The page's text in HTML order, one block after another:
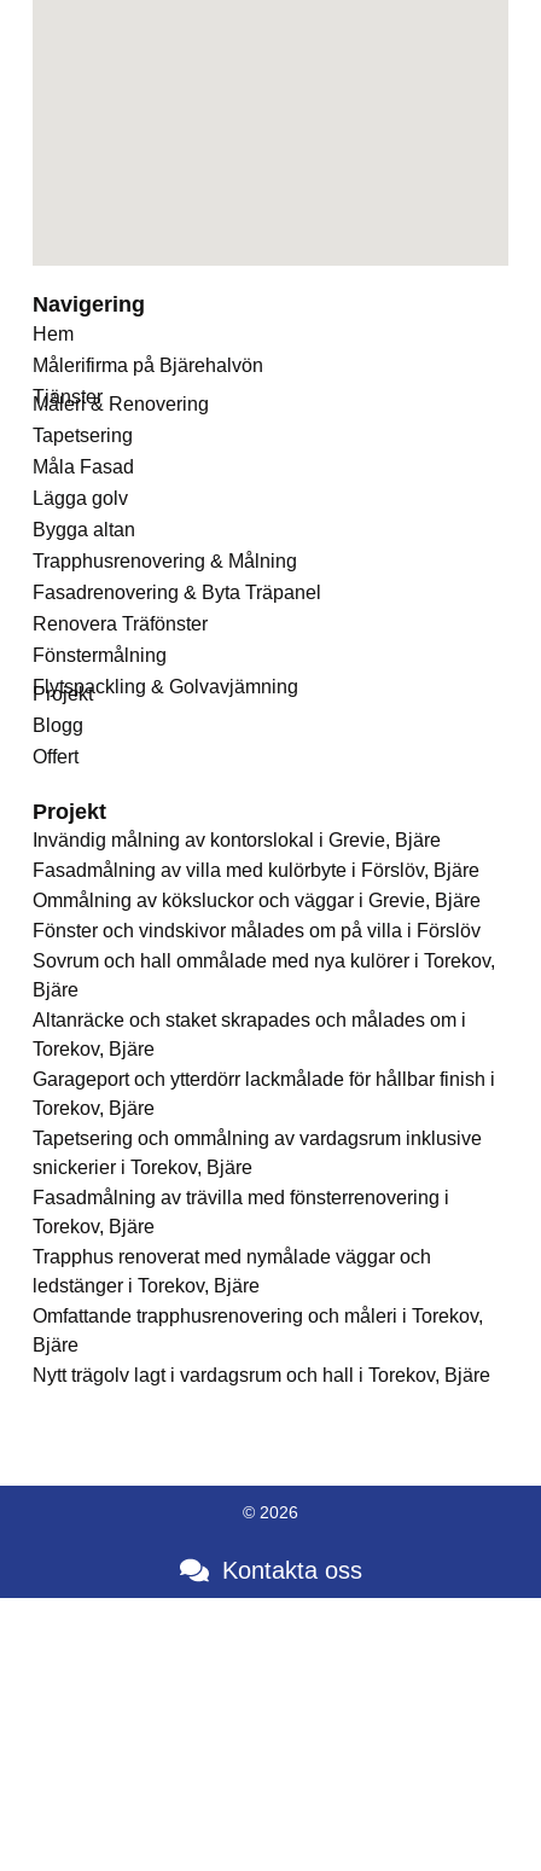
Navigering
Hem
Målerifirma på Bjärehalvön
Tjänster
Måleri & Renovering
Tapetsering
Måla Fasad
Lägga golv
Bygga altan
Trapphusrenovering & Målning
Fasadrenovering & Byta Träpanel
Renovera Träfönster
Fönstermålning
Flytspackling & Golvavjämning
Projekt
Blogg
Offert
Projekt
Invändig målning av kontorslokal i Grevie, Bjäre
Fasadmålning av villa med kulörbyte i Förslöv, Bjäre
Ommålning av köksluckor och väggar i Grevie, Bjäre
Fönster och vindskivor målades om på villa i Förslöv
Sovrum och hall ommålade med nya kulörer i Torekov,
Bjäre
Altanräcke och staket skrapades och målades om i
Torekov, Bjäre
Garageport och ytterdörr lackmålade för hållbar finish i
Torekov, Bjäre
Tapetsering och ommålning av vardagsrum inklusive
snickerier i Torekov, Bjäre
Fasadmålning av trävilla med fönsterrenovering i
Torekov, Bjäre
Trapphus renoverat med nymålade väggar och
ledstänger i Torekov, Bjäre
Omfattande trapphusrenovering och måleri i Torekov,
Bjäre
Nytt trägolv lagt i vardagsrum och hall i Torekov, Bjäre
© 2026
Kontakta oss